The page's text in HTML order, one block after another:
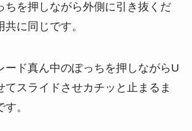
ちを押しながら外側に引き抜くだ
に同じです。
ード真ん中のぽっちを押しながらU
てスライドさせカチッと止まるま
。